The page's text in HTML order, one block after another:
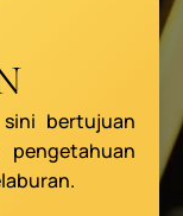
bertujuan